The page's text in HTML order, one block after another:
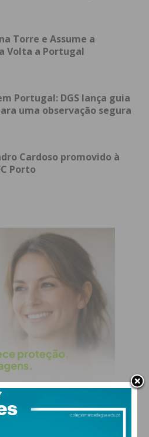
Torre e Assume a
Volta a Portugal
Portugal: DGS lança guia
uma observação segura
Cardoso promovido à
Porto